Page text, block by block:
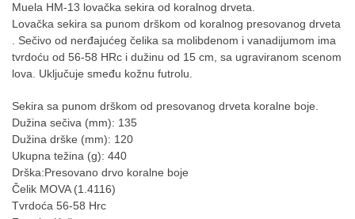
Muela HM-13 lovačka sekira od koralnog drveta.
Lovačka sekira sa punom drškom od koralnog presovanog drveta
. Sečivo od nerđajućeg čelika sa molibdenom i vanadijumom ima
tvrdoću od 56-58 HRc i dužinu od 15 cm, sa ugraviranom scenom
lova. Uključuje smeđu kožnu futrolu.
Sekira sa punom drškom od presovanog drveta koralne boje.
Dužina sečiva (mm): 135
Dužina drške (mm): 120
Ukupna težina (g): 440
Drška:Presovano drvo koralne boje
Čelik MOVA (1.4116)
Tvrdoća 56-58 Hrc